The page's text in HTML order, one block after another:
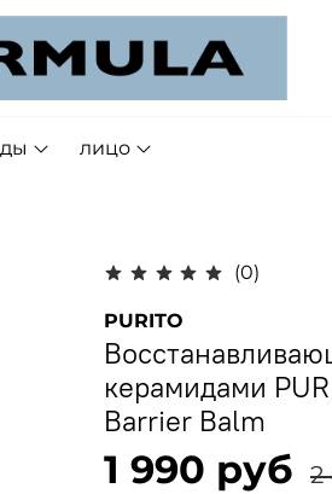
лицо
(0)
PURITO
керамидами
Barrier Balm
1 990 руб 2